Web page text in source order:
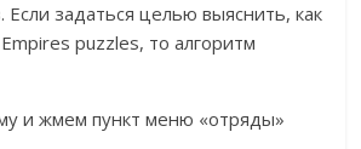
Если задаться целью выяснить, как
puzzles, то алгоритм
и жмем пункт меню «отряды»